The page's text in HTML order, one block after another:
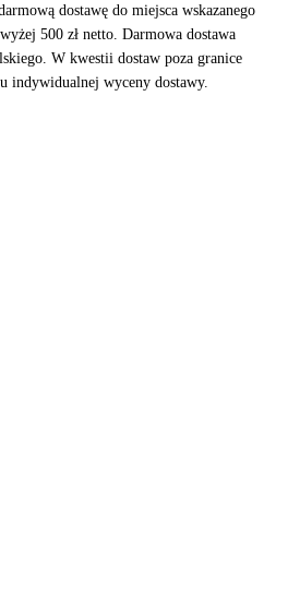
dostawę do miejsca wskazanego
500 zł netto. Darmowa dostawa
W kwestii dostaw poza granice
indywidualnej wyceny dostawy.